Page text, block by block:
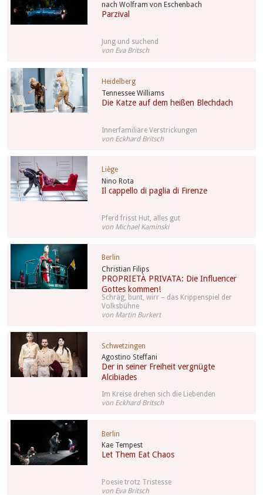
nach Wolfram von Eschenbach
Parzival
Jung und suchend
von Eva Britsch
Tennessee Williams
Die Katze auf dem heißen Blechdach
Heidelberg
Innerfamiliäre Verstrickungen
von Eckhard Britsch
Nino Rota
Il cappello di paglia di Firenze
Liège
Pferd frisst Hut, alles gut
von Michael Kaminski
Christian Filips
PROPRIETÀ PRIVATA: Die Influencer
Gottes kommen!
Berlin
Schräg, bunt, wirr – das Krippenspiel der
Volksbühne
von Martin Burkert
Agostino Steffani
Der in seiner Freiheit vergnügte
Alcibiades
Schwetzingen
Im Kreise drehen sich die Liebenden
von Eckhard Britsch
Kae Tempest
Let Them Eat Chaos
Berlin
Poesie trotz Tristesse
von Eva Britsch